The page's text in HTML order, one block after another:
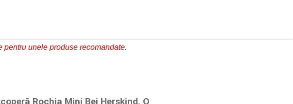
unele produse recomandate.
Rochia Mini Bej Herskind, O